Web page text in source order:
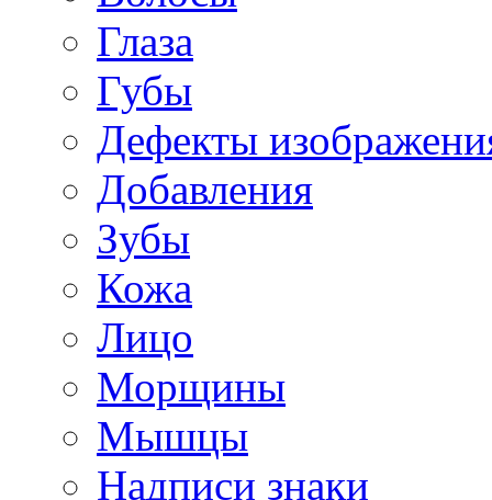
Глаза
Губы
Дефекты
Добавления
Зубы
Кожа
Лицо
Морщины
Мышцы
Надписи знаки